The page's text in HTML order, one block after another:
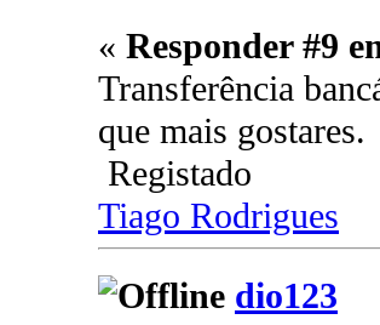
« Responder #9
Transferência
que mais gostares.
Registado
Tiago Rodrigues
dio123